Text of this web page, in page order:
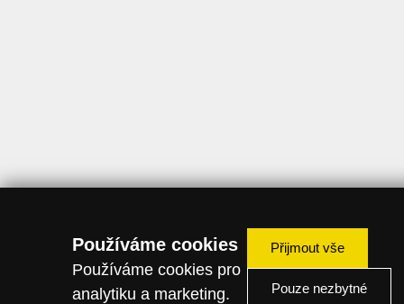
Používáme cookies
Používáme cookies pro
analytiku a marketing.
Přijmout vše
Pouze nezbytné